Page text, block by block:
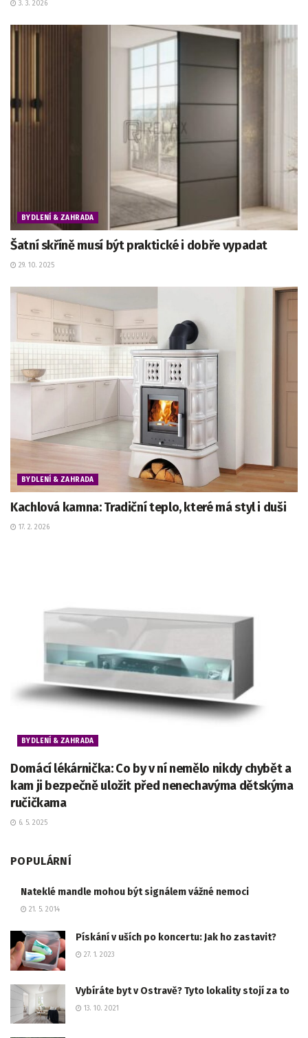
3. 3. 2026
BYDLENÍ & ZAHRADA
Šatní skříně musí být praktické i dobře vypadat
29. 10. 2025
BYDLENÍ & ZAHRADA
Kachlová kamna: Tradiční teplo, které má styl i duši
17. 2. 2026
BYDLENÍ & ZAHRADA
Domácí lékárnička: Co by v ní nemělo nikdy chybět a
kam ji bezpečně uložit před nenechavýma dětskýma
ručičkama
6. 5. 2025
POPULÁRNÍ
Nateklé mandle mohou být signálem vážné nemoci
21. 5. 2014
Pískání v uších po koncertu: Jak ho zastavit?
27. 1. 2023
Vybíráte byt v Ostravě? Tyto lokality stojí za to
13. 10. 2021